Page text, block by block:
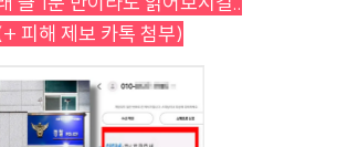
피해 제보 카톡 첨부)